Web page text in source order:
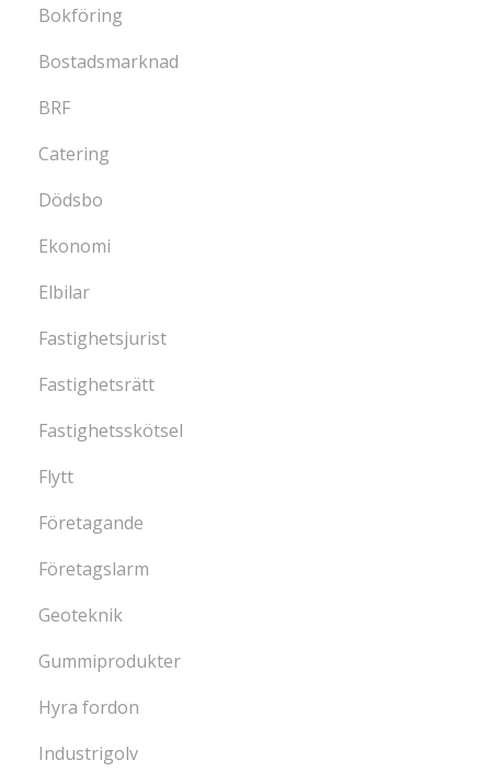
Bokföring
Bostadsmarknad
BRF
Catering
Dödsbo
Ekonomi
Elbilar
Fastighetsjurist
Fastighetsrätt
Fastighetsskötsel
Flytt
Företagande
Företagslarm
Geoteknik
Gummiprodukter
Hyra fordon
Industrigolv